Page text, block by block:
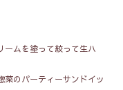
ームを塗って絞って生ハ
のパーティーサンドイッ